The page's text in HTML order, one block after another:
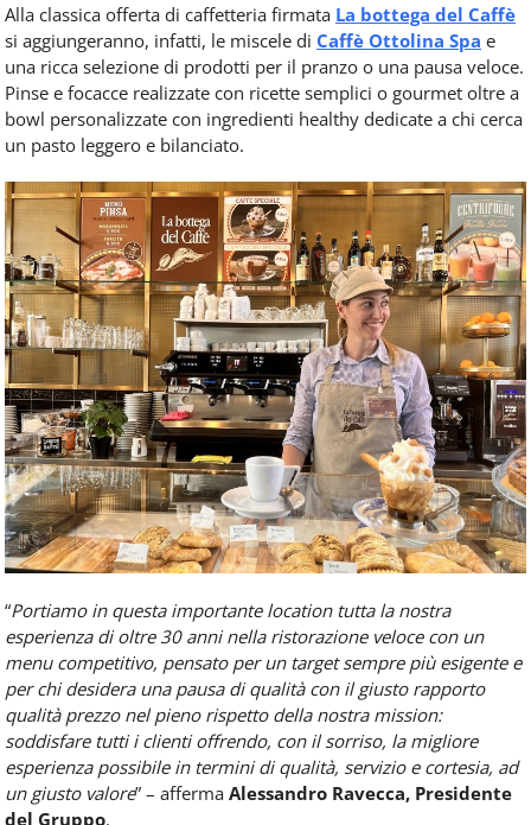
Alla classica offerta di caffetteria firmata La bottega del Caffè
si aggiungeranno, infatti, le miscele di Caffè Ottolina Spa e
una ricca selezione di prodotti per il pranzo o una pausa veloce.
Pinse e focacce realizzate con ricette semplici o gourmet oltre a
bowl personalizzate con ingredienti healthy dedicate a chi cerca
un pasto leggero e bilanciato.
“Portiamo in questa importante location tutta la nostra
esperienza di oltre 30 anni nella ristorazione veloce con un
menu competitivo, pensato per un target sempre più esigente e
per chi desidera una pausa di qualità con il giusto rapporto
qualità prezzo nel pieno rispetto della nostra mission:
soddisfare tutti i clienti offrendo, con il sorriso, la migliore
esperienza possibile in termini di qualità, servizio e cortesia, ad
un giusto valore” – afferma Alessandro Ravecca, Presidente
del Gruppo.